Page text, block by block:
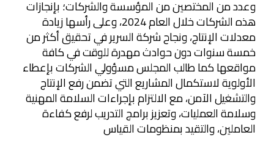
وعدد من المختصين من المؤسسة والشركات؛ بإنجازات
هذه الشركات خلال العام 2024، وعلى رأسها زيادة
معدلات الإنتاج، ونجاح شركة السرير في تحقيق أكثر من
خمسة سنوات دون حوادث مهدرة للوقت في كافة
مواقعها كما طالب المجلس مسؤولي الشركات بإعطاء
الأولوية لاستكمال المشاريع التي تضمن رفع الإنتاج
والتشغيل الآمن، مع الالتزام بإجراءات السلامة المهنية
وسلامة العمليات، وتعزيز برامج التدريب لرفع كفاءة
العاملين، والتقيد بمنظومات القياس